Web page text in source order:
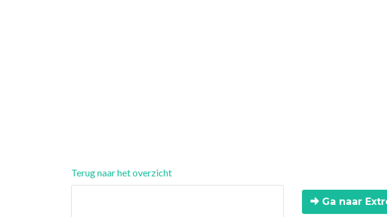
Terug naar het overzicht
Ga naar